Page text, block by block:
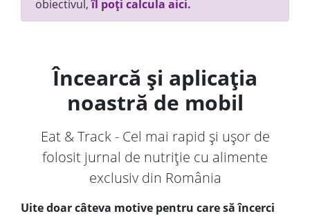
obiectivul,îl poți calcula aici.
Încearcă și aplicația
noastră de mobil
Eat & Track - Cel mai rapid și ușor de
folosit jurnal de nutriție cu alimente
exclusiv din România
Uite doar câteva motive pentru care să încerci